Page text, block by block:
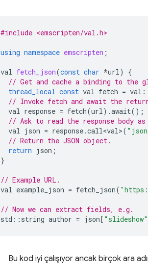
#include <emscripten/val.h>
using namespace emscripten ;
val fetch_json(const char *url)
{
// Get and cache a binding to the
thread_local const val fetch = val
// Invoke fetch and await the
val response = fetch(url).await();
// Ask to read the response body as
val json = response.call<val>(
// Return the JSON object.
return json ;
}
// Example URL.
val example_json = fetch_json(
// Now we can extract fields, e.g.
std :: string author = json[ "slideshow"
Bu kod iyi çalışıyor ancak birçok ara